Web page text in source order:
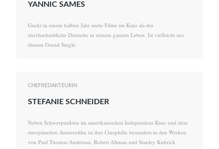
YANNIC SAMES
Guckt in einem halben Jahr mehr Filme im Kino als der
durchschnittliche Deutsche in seinem ganzen Leben. Ist vielleicht aus
diesem Grund Single.
CHEFREDAKTEURIN
STEFANIE SCHNEIDER
Neben Schwerpunkten im amerikanischen Independent-Kino und dem
europäischen Autorenfilm ist ihre Cinephilie besonders in den Werken
von Paul Thomas Anderson, Robert Altman und Stanley Kubrick